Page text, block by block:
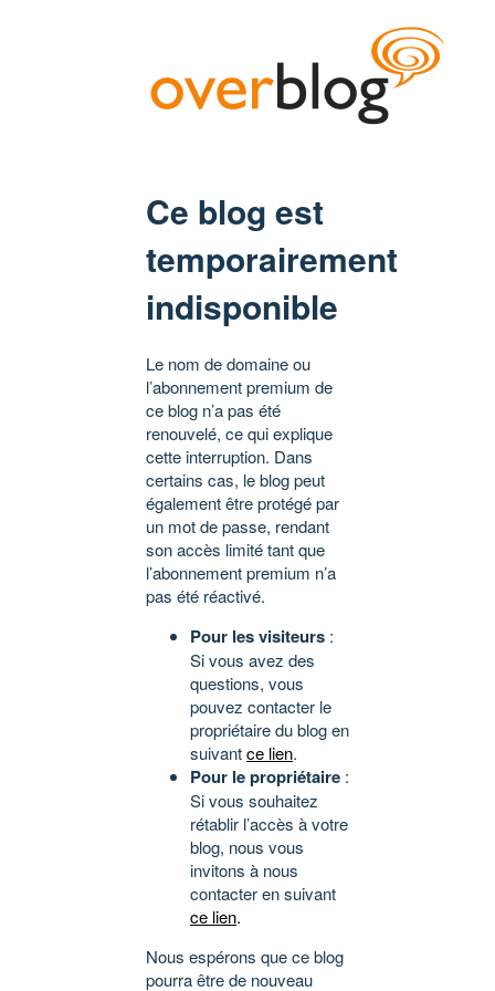
Ce blog est
temporairement
indisponible
Le nom de domaine ou
l’abonnement premium de
ce blog n’a pas été
renouvelé, ce qui explique
cette interruption. Dans
certains cas, le blog peut
également être protégé par
un mot de passe, rendant
son accès limité tant que
l’abonnement premium n’a
pas été réactivé.
Pour les visiteurs :
Si vous avez des
questions, vous
pouvez contacter le
propriétaire du blog en
suivantce lien.
Pour le propriétaire :
Si vous souhaitez
rétablir l’accès à votre
blog, nous vous
invitons à nous
contacter en suivant
ce lien.
Nous espérons que ce blog
pourra être de nouveau